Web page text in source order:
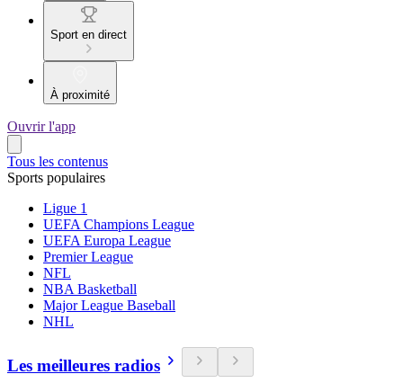
Sport en direct
À proximité
Ouvrir l'app
Tous les contenus
Sports populaires
Ligue 1
UEFA Champions League
UEFA Europa League
Premier League
NFL
NBA Basketball
Major League Baseball
NHL
Les meilleures radios